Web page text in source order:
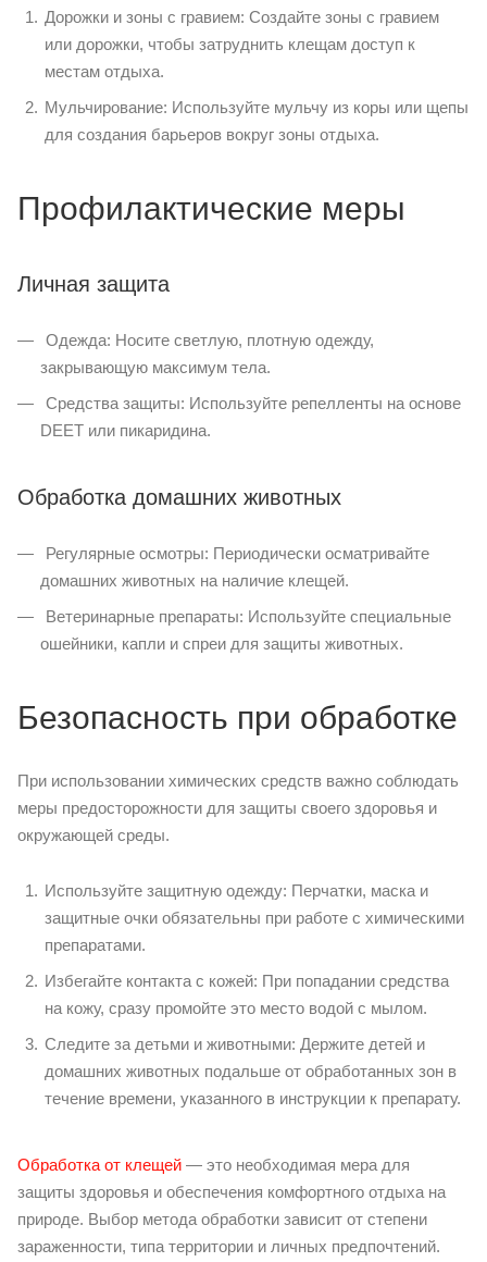
Дорожки и зоны с гравием: Создайте зоны с гравием
или дорожки, чтобы затруднить клещам доступ к
местам отдыха.
Мульчирование: Используйте мульчу из коры или щепы
для создания барьеров вокруг зоны отдыха.
Профилактические меры
Личная защита
Одежда: Носите светлую, плотную одежду,
закрывающую максимум тела.
Средства защиты: Используйте репелленты на основе
DEET или пикаридина.
Обработка домашних животных
Регулярные осмотры: Периодически осматривайте
домашних животных на наличие клещей.
Ветеринарные препараты: Используйте специальные
ошейники, капли и спреи для защиты животных.
Безопасность при обработке
При использовании химических средств важно соблюдать
меры предосторожности для защиты своего здоровья и
окружающей среды.
Используйте защитную одежду: Перчатки, маска и
защитные очки обязательны при работе с химическими
препаратами.
Избегайте контакта с кожей: При попадании средства
на кожу, сразу промойте это место водой с мылом.
Следите за детьми и животными: Держите детей и
домашних животных подальше от обработанных зон в
течение времени, указанного в инструкции к препарату.
Обработка от клещей — это необходимая мера для
защиты здоровья и обеспечения комфортного отдыха на
природе. Выбор метода обработки зависит от степени
зараженности, типа территории и личных предпочтений.